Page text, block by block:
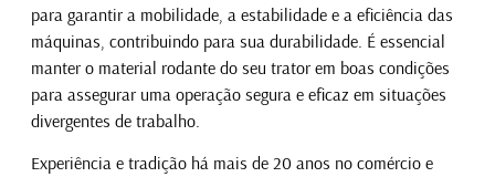
para garantir a mobilidade, a estabilidade e a eficiência das
máquinas, contribuindo para sua durabilidade. É essencial
manter o material rodante do seu trator em boas condições
para assegurar uma operação segura e eficaz em situações
divergentes de trabalho.
Experiência e tradição há mais de 20 anos no comércio e